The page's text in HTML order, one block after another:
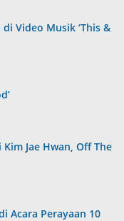
Video Musik ‘This &
Jae Hwan, Off The
Acara Perayaan 10